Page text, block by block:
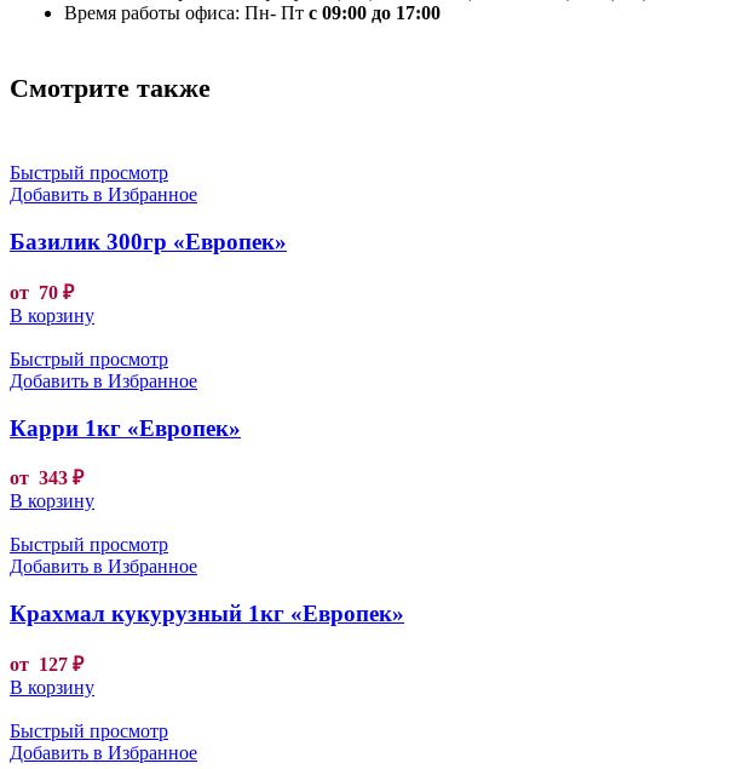
Время работы офиса: Пн- Пт с 09:00 до 17:00
Смотрите также
Быстрый просмотр
Добавить в Избранное
Базилик 300гр «Европек»
от 70 ₽
В корзину
Быстрый просмотр
Добавить в Избранное
Карри 1кг «Европек»
от 343 ₽
В корзину
Быстрый просмотр
Добавить в Избранное
Крахмал кукурузный 1кг «Европек»
от 127 ₽
В корзину
Быстрый просмотр
Добавить в Избранное